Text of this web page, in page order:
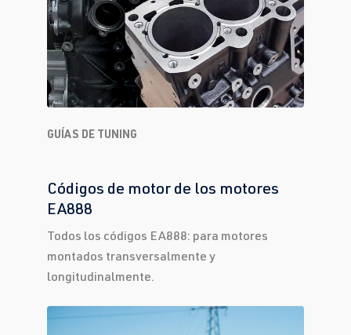
GUÍAS DE TUNING
Códigos de motor de los motores
EA888
Todos los códigos EA888: para motores
montados transversalmente y
longitudinalmente.